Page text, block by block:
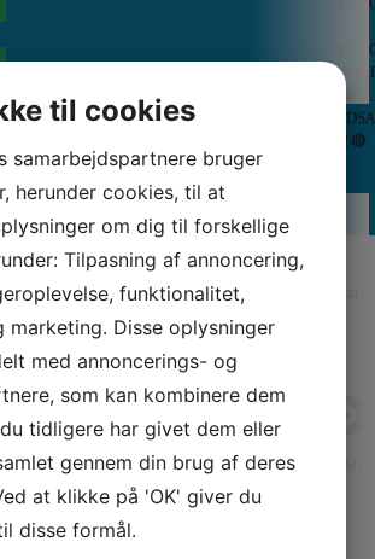
MED LUFT
TRÅDNING
ALLE
COVERLOCKERE
ALLE
BRODERIMASKINER
Overlockere
Broderimaskiner
–
! 🔴
× LUK
SETE PRODUKTER
2MM (GRUPPE 2 & 3)
til cookies
samarbejdspartnere bruger
herunder cookies, til at
om dig til forskellige
Tilpasning af annoncering,
funktionalitet,
marketing. Disse oplysninger
med annoncerings- og
som kan kombinere dem
tidligere har givet dem eller
gennem din brug af deres
at klikke på 'OK' giver du
disse formål.